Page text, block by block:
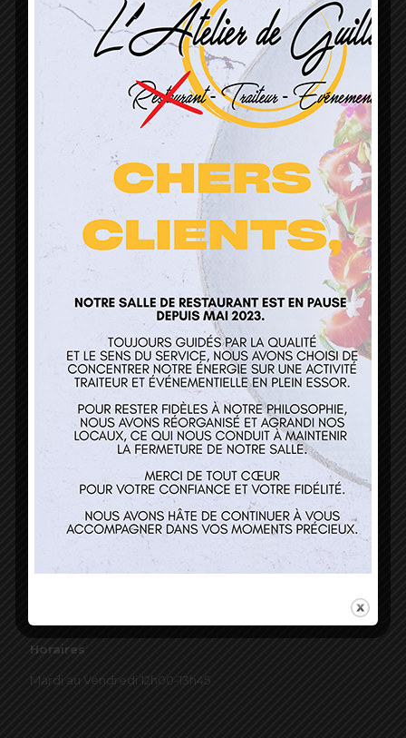
L’Atelier de Guillaume
1 Lieu Dit Sur Les Prés
68160 Sainte Marie Aux Mines
contact@atelierdeguillaume.fr
Nos services
Restaurant
Contact
Horaires
Mardi au Vendredi 12h00-13h45